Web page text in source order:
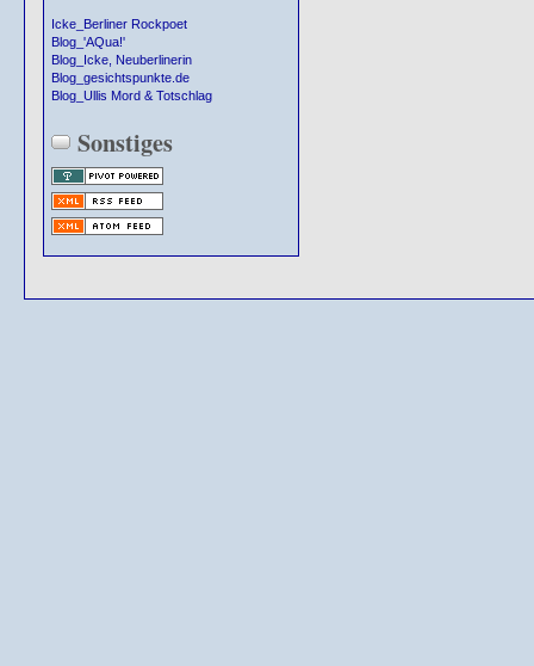
Icke_Berliner Rockpoet
Blog_'AQua!'
Blog_Icke, Neuberlinerin
Blog_gesichtspunkte.de
Blog_Ullis Mord & Totschlag
Sonstiges